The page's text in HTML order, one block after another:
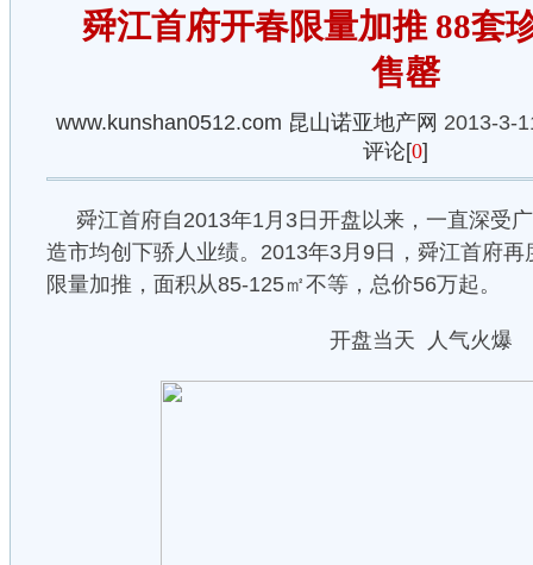
舜江首府开春限量加推 88套
售罄
www.kunshan0512.com 昆山诺亚地产网 2013-3-
评论[0]
舜江首府自2013年1月3日开盘以来，一直深受
造市均创下骄人业绩。2013年3月9日，舜江首府
限量加推，面积从85-125㎡不等，总价56万起。
开盘当天 人气火爆